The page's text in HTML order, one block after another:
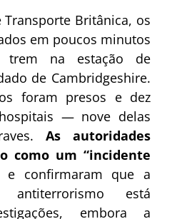
Transporte Britânica, os
em poucos minutos
trem na estação de
de Cambridgeshire.
foram presos e dez
— nove delas
As autoridades
como um “incidente
e confirmaram que a
antiterrorismo está
embora a